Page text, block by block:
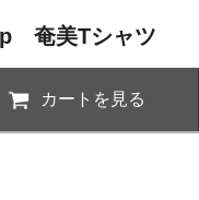
奄美Tシャツ
カートを見る